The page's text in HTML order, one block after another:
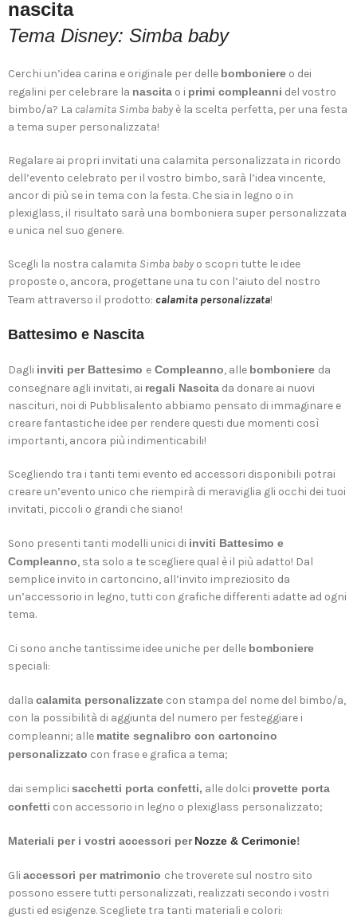
nascita
Tema Disney: Simba baby
Cerchi un’idea carina e originale per delle bomboniere o dei
regalini per celebrare la nascita o i primi compleanni del vostro
bimbo/a? La calamita Simba babyè la scelta perfetta, per una festa
a tema super personalizzata!
Regalare ai propri invitati una calamita personalizzata in ricordo
dell’evento celebrato per il vostro bimbo, sarà l’idea vincente,
ancor di più se in tema con la festa. Che sia in legno o in
plexiglass, il risultato sarà una bomboniera super personalizzata
e unica nel suo genere.
Scegli la nostra calamita Simba babyo scopri tutte le idee
proposte o, ancora, progettane una tu con l’aiuto del nostro
Team attraverso il prodotto: calamita personalizzata!
Battesimo e Nascita
Dagli inviti per Battesimo e Compleanno, alle bomboniere da
consegnare agli invitati, ai regali Nascita da donare ai nuovi
nascituri, noi di Pubblisalento abbiamo pensato di immaginare e
creare fantastiche idee per rendere questi due momenti così
importanti, ancora più indimenticabili!
Scegliendo tra i tanti temi evento ed accessori disponibili potrai
creare un’evento unico che riempirà di meraviglia gli occhi dei tuoi
invitati, piccoli o grandi che siano!
Sono presenti tanti modelli unici di inviti Battesimo e
Compleanno, sta solo a te scegliere qual è il più adatto! Dal
semplice invito in cartoncino, all’invito impreziosito da
un’accessorio in legno, tutti con grafiche differenti adatte ad ogni
tema.
Ci sono anche tantissime idee uniche per delle bomboniere
speciali:
dalla calamita personalizzate con stampa del nome del bimbo/a,
con la possibilità di aggiunta del numero per festeggiare i
compleanni; alle matite segnalibro con cartoncino
personalizzato con frase e grafica a tema;
dai semplici sacchetti porta confetti, alle dolci provette porta
confetti con accessorio in legno o plexiglass personalizzato;
Materiali per i vostri accessori per Nozze & Cerimonie!
Gli accessori per matrimonio che troverete sul nostro sito
possono essere tutti personalizzati, realizzati secondo i vostri
gusti ed esigenze. Scegliete tra tanti materiali e colori: